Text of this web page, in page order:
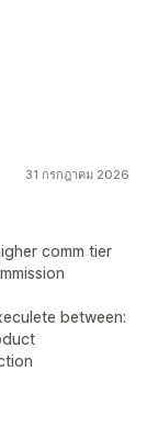
31 กรกฎาคม 2026
comm tier
between: